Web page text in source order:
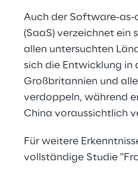
Auch der Software-as-
(SaaS) verzeichnet ein
allen untersuchten
sich die Entwicklung in
Großbritannien und
verdoppeln, während
China voraussichtlich
Für weitere
vollständige Studie